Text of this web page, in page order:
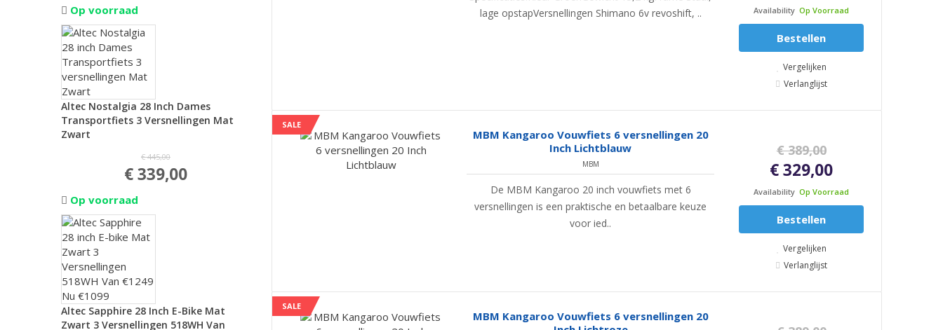
Op voorraad
Altec Nostalgia 28 Inch Dames
Transportfiets 3 Versnellingen Mat
Zwart
€ 445,00
€ 339,00
Op voorraad
Altec Sapphire 28 Inch E-Bike Mat
Zwart 3 Versnellingen 518WH Van
lage opstapVersnellingen Shimano 6v revoshift, ..
Availability Op Voorraad
Bestellen
Vergelijken
Verlanglijst
SALE
MBM Kangaroo Vouwfiets 6 versnellingen 20
Inch Lichtblauw
MBM
De MBM Kangaroo 20 inch vouwfiets met 6
versnellingen is een praktische en betaalbare keuze
voor ied..
€ 389,00
€ 329,00
Availability Op Voorraad
Bestellen
Vergelijken
Verlanglijst
SALE
MBM Kangaroo Vouwfiets 6 versnellingen 20